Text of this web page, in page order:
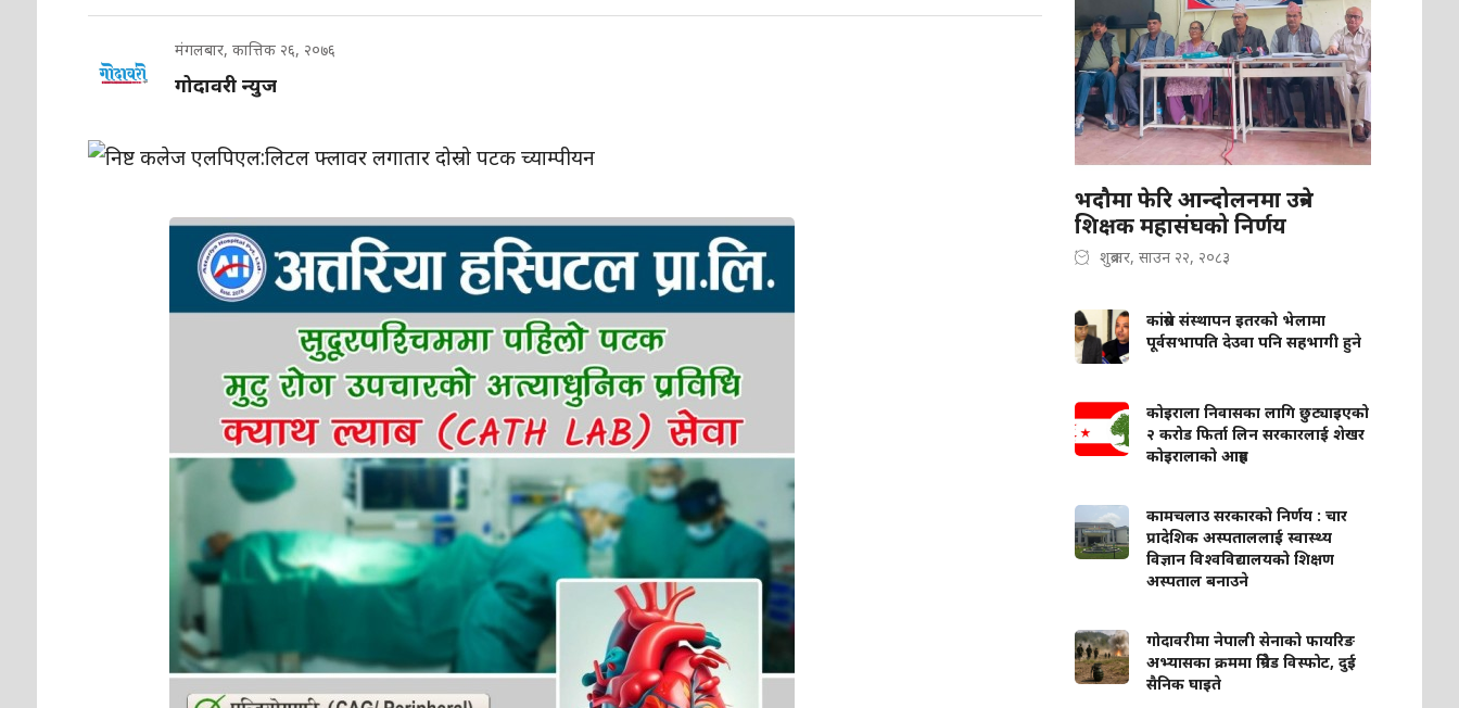
मंगलबार, कात्तिक २६, २०७६
गोदावरी न्युज
भदौमा फेरि आन्दोलनमा उत्रने
शिक्षक महासंघको निर्णय
शुक्रबार, साउन २२, २०८३
कांग्रेस संस्थापन इतरको भेलामा
पूर्वसभापति देउवा पनि सहभागी हुने
कोइराला निवासका लागि छुट्याइएको
२ करोड फिर्ता लिन सरकारलाई शेखर
कोइरालाको आग्रह
कामचलाउ सरकारको निर्णय : चार
प्रादेशिक अस्पताललाई स्वास्थ्य
विज्ञान विश्वविद्यालयको शिक्षण
अस्पताल बनाउने
गोदावरीमा नेपाली सेनाको फायरिङ
अभ्यासका क्रममा ग्रिनेड विस्फोट, दुई
सैनिक घाइते